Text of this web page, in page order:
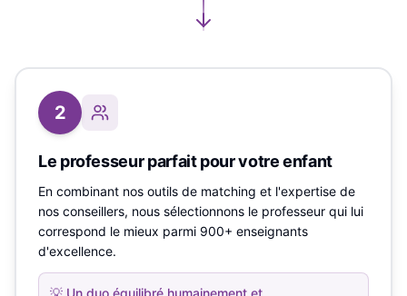
2
Le professeur parfait pour votre enfant
En combinant nos outils de matching et l'expertise de
nos conseillers, nous sélectionnons le professeur qui lui
correspond le mieux parmi 900+ enseignants
d'excellence.
💡 Un duo équilibré humainement et